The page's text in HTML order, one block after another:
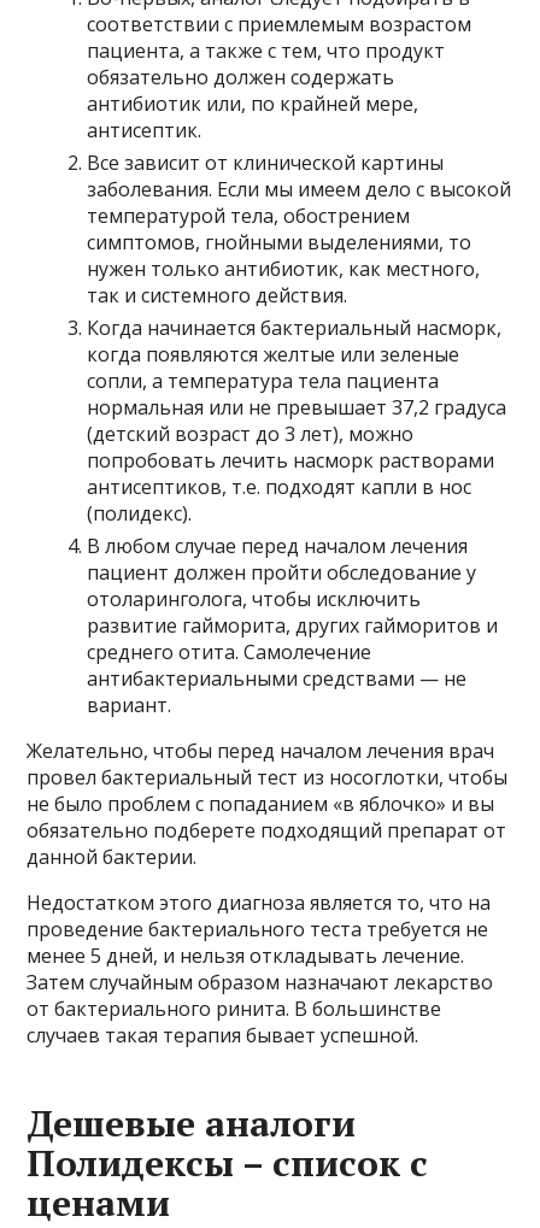
соответствии с приемлемым возрастом
пациента, а также с тем, что продукт
обязательно должен содержать
антибиотик или, по крайней мере,
антисептик.
Все зависит от клинической картины
заболевания. Если мы имеем дело с высокой
температурой тела, обострением
симптомов, гнойными выделениями, то
нужен только антибиотик, как местного,
так и системного действия.
Когда начинается бактериальный насморк,
когда появляются желтые или зеленые
сопли, а температура тела пациента
нормальная или не превышает 37,2 градуса
(детский возраст до 3 лет), можно
попробовать лечить насморк растворами
антисептиков, т.е. подходят капли в нос
(полидекс).
В любом случае перед началом лечения
пациент должен пройти обследование у
отоларинголога, чтобы исключить
развитие гайморита, других гайморитов и
среднего отита. Самолечение
антибактериальными средствами — не
вариант.
Желательно, чтобы перед началом лечения врач
провел бактериальный тест из носоглотки, чтобы
не было проблем с попаданием «в яблочко» и вы
обязательно подберете подходящий препарат от
данной бактерии.
Недостатком этого диагноза является то, что на
проведение бактериального теста требуется не
менее 5 дней, и нельзя откладывать лечение.
Затем случайным образом назначают лекарство
от бактериального ринита. В большинстве
случаев такая терапия бывает успешной.
Дешевые аналоги
Полидексы – список с
ценами